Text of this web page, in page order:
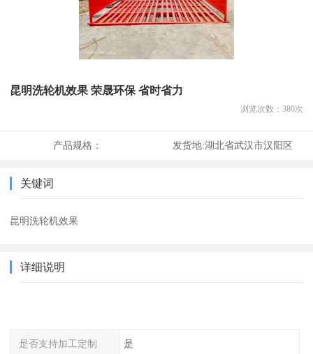
昆明洗轮机效果 荣晟环保 省时省力
浏览次数： 380次
产品规格： 发货地:湖北省武汉市汉阳区
关键词
昆明洗轮机效果
详细说明
是否支持加工定制 是